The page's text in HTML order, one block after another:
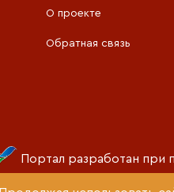
О проекте
Обратная связь
Портал разработан при